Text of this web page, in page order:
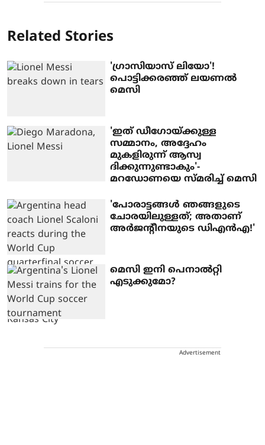
Related Stories
'ഗ്രാസിയാസ് ലിയോ'!
പൊട്ടിക്കരഞ്ഞ് ലയണൽ
മെസി
'ഇത് ഡീ​ഗോയ്ക്കുള്ള
സമ്മാനം, അദ്ദേഹം
മുകളിരുന്ന് ആസ്വ​
ദിക്കുന്നുണ്ടാകും'-
മറഡോണയെ സ്മരിച്ച് മെസി
'പോരാട്ടങ്ങൾ ഞങ്ങളുടെ
ചോരയിലുള്ളത്; അതാണ്
അർജന്റീനയുടെ ഡിഎൻഎ!'
മെസി ഇനി പെനാൽറ്റി
എടുക്കുമോ?
Advertisement